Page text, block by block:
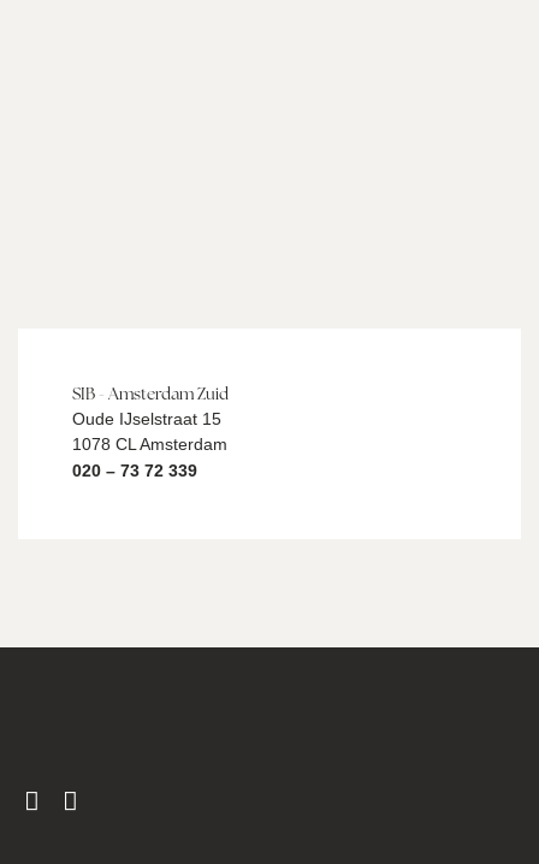
SIB - Amsterdam Zuid
Oude IJselstraat 15
1078 CL Amsterdam
020 – 73 72 339